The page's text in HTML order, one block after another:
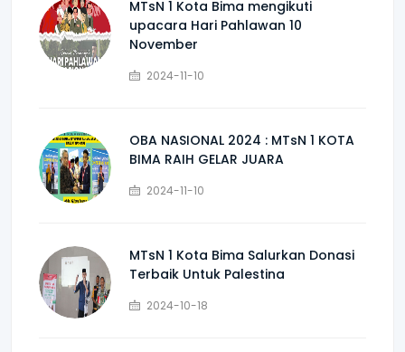
MTsN 1 Kota Bima mengikuti
upacara Hari Pahlawan 10
November
2024-11-10
OBA NASIONAL 2024 : MTsN 1 KOTA
BIMA RAIH GELAR JUARA
2024-11-10
MTsN 1 Kota Bima Salurkan Donasi
Terbaik Untuk Palestina
2024-10-18